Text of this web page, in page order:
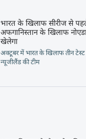
भारत के खिलाफ सीरीज से
अफगानिस्तान के खिलाफ
खेलेगा
अक्टूबर में भारत के खिलाफ तीन
न्यूजीलैंड की टीम